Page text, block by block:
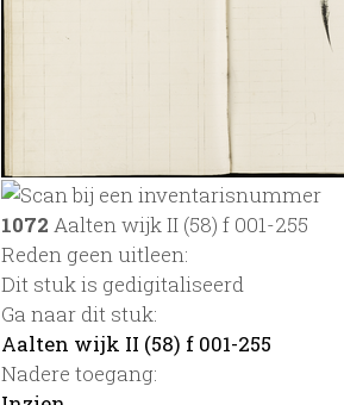
1072 Aalten wijk II (58) f 001-255
Reden geen uitleen:
Dit stuk is gedigitaliseerd
Ga naar dit stuk:
Aalten wijk II (58) f 001-255
Nadere toegang: